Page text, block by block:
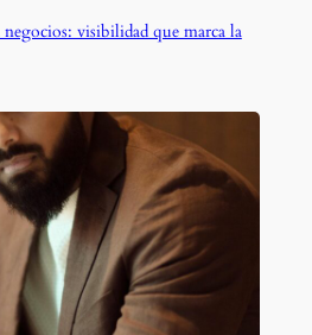
visibilidad que marca la